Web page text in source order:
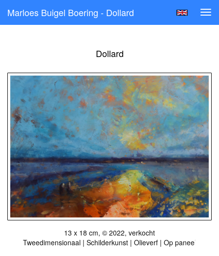
Marloes Buigel Boering - Dollard
Dollard
13 x 18 cm, © 2022, verkocht
Tweedimensionaal | Schilderkunst | Olieverf | Op paneel